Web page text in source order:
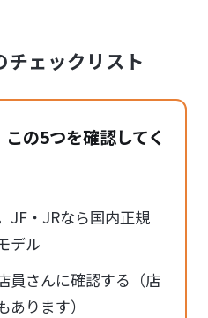
チェックリスト
の5つを確認してく
JF・JRなら国内正規
デル
員さんに確認する（店
ります）